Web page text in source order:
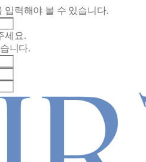
입력해야 볼 수 있습니다.
세요.
니다.